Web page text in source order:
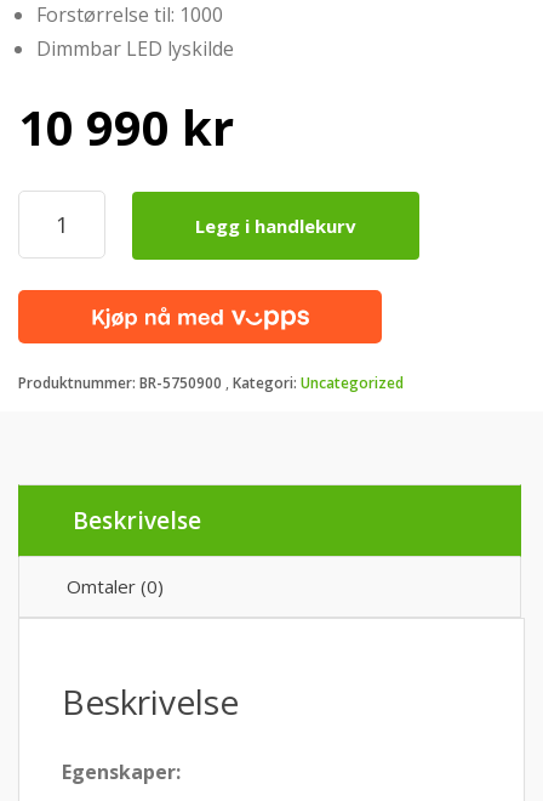
Forstørrelse til: 1000
Dimmbar LED lyskilde
10 990 kr
BRESSER
Science
TFM-
Mikroskop
Legg i handlekurv
Produktnummer: BR-5750900 Kategori: Uncategorized
Beskrivelse
Omtaler (0)
Beskrivelse
Egenskaper: